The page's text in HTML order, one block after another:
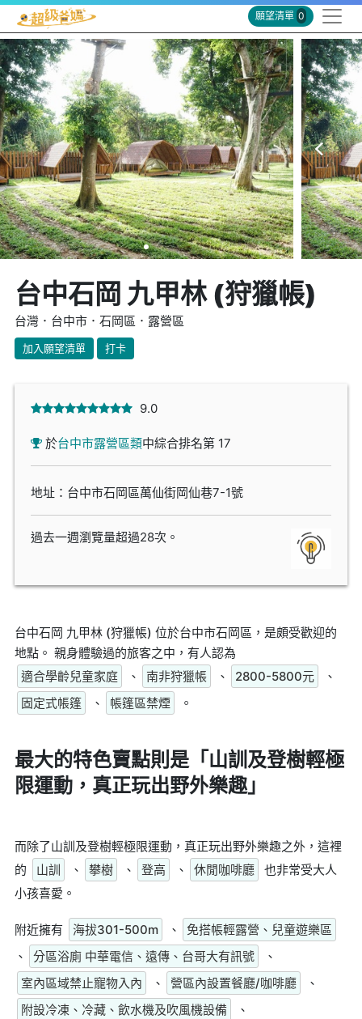
願望清單 0
台中石岡 九甲林 (狩獵帳)
台灣．台中市．石岡區．露營區
加入願望清單 打卡
9.0
於台中市露營區類中綜合排名第 17
地址：台中市石岡區萬仙街岡仙巷7-1號
過去一週瀏覽量超過28次。
台中石岡 九甲林 (狩獵帳) 位於台中市石岡區，是頗受歡迎的
地點。 親身體驗過的旅客之中，有人認為
適合學齡兒童家庭
、 南非狩獵帳 、 2800-5800元
、
固定式帳篷
、 帳篷區禁煙 。
最大的特色賣點則是「山訓及登樹輕極
限運動，真正玩出野外樂趣」
而除了山訓及登樹輕極限運動，真正玩出野外樂趣之外，這裡
的
山訓 、 攀樹 、 登高 、 休閒咖啡廳
也非常受大人
小孩喜愛。
附近擁有 海拔301-500m 、
免搭帳輕露營、兒童遊樂區
、
分區浴廁 中華電信、遠傳、台哥大有訊號
、
室內區域禁止寵物入內
、 營區內設置餐廳/咖啡廳
、
附設冷凍、冷藏、飲水機及吹風機設備
、